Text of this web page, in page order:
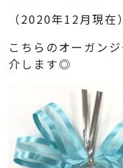
（2020年12月現在）
こちらのオーガン
介します◎